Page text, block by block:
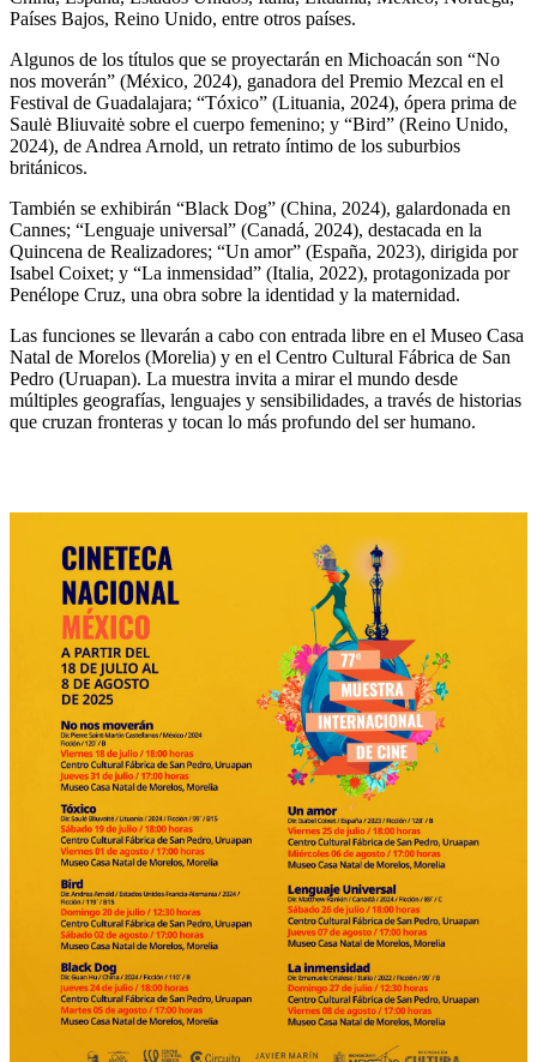
Países Bajos, Reino Unido, entre otros países.
Algunos de los títulos que se proyectarán en Michoacán son “No
nos moverán” (México, 2024), ganadora del Premio Mezcal en el
Festival de Guadalajara; “Tóxico” (Lituania, 2024), ópera prima de
Saulė Bliuvaitė sobre el cuerpo femenino; y “Bird” (Reino Unido,
2024), de Andrea Arnold, un retrato íntimo de los suburbios
británicos.
También se exhibirán “Black Dog” (China, 2024), galardonada en
Cannes; “Lenguaje universal” (Canadá, 2024), destacada en la
Quincena de Realizadores; “Un amor” (España, 2023), dirigida por
Isabel Coixet; y “La inmensidad” (Italia, 2022), protagonizada por
Penélope Cruz, una obra sobre la identidad y la maternidad.
Las funciones se llevarán a cabo con entrada libre en el Museo Casa
Natal de Morelos (Morelia) y en el Centro Cultural Fábrica de San
Pedro (Uruapan). La muestra invita a mirar el mundo desde
múltiples geografías, lenguajes y sensibilidades, a través de historias
que cruzan fronteras y tocan lo más profundo del ser humano.